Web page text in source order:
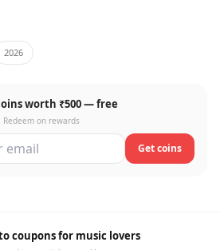
2026
worth ₹500 — free
Redeem on rewards
Get coins
coupons for music lovers